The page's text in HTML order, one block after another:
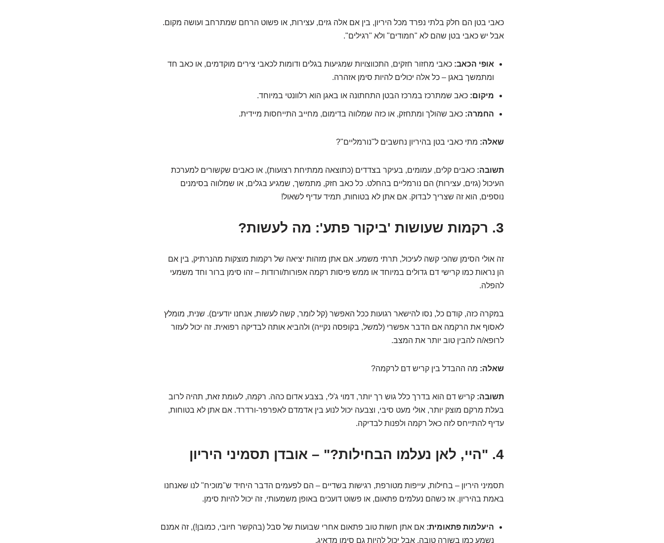
כאבי בטן הם חלק בלתי נפרד מכל היריון, בין אם אלה גזים, עצירות, או פשוט הרחם שמתרחב ועושה מקום.
אבל יש כאבי בטן שהם לא "חמודים" ולא "רגילים".
אופי הכאב: כאבי מחזור חזקים, התכווצויות שמגיעות בגלים ודומות לכאבי צירים מוקדמים, או כאב חד
ומתמשך באגן – כל אלה יכולים להיות סימן אזהרה.
מיקום: כאב שמתרכז במרכז הבטן התחתונה או באגן הוא רלוונטי במיוחד.
החמרה: כאב שהולך ומתחזק, או כזה שמלווה בדימום, מחייב התייחסות מיידית.
שאלה: מתי כאבי בטן בהיריון נחשבים ל"נורמליים"?
תשובה: כאבים קלים, עמומים, בעיקר בצדדים (כתוצאה ממתיחת רצועות), או כאבים שקשורים למערכת
העיכול (גזים, עצירות) הם נורמליים בהחלט. כל כאב חזק, מתמשך, שמגיע בגלים, או שמלווה בסימנים
נוספים, הוא זה שצריך לבדוק. אם אתן לא בטוחות, תמיד עדיף לשאול!
3. רקמות שעושות 'ביקור פתע': מה לעשות?
זה אולי הסימן שהכי קשה לעיכול, תרתי משמע. אם אתן מזהות יציאה של רקמות מוצקות מהנרתיק, בין אם
הן נראות כמו קרישי דם גדולים במיוחד או ממש פיסות רקמה אפורות/ורודות – זהו סימן ברור וחד משמעי
להפלה.
במקרה כזה, קודם כל, נסו להישאר רגועות ככל האפשר (קל לומר, קשה לעשות, אנחנו יודעים). שנית, מומלץ
לאסוף את הרקמה אם הדבר אפשרי (למשל, בקופסה נקייה) ולהביא אותה לבדיקה רפואית. זה יכול לעזור
לרופא/ה להבין טוב יותר את המצב.
שאלה: מה ההבדל בין קריש דם לרקמה?
תשובה: קריש דם הוא בדרך כלל גוש רך יותר, דמוי ג'לי, בצבע אדום כהה. רקמה, לעומת זאת, תהיה לרוב
בעלת מרקם מוצק יותר, אולי מעט סיבי, וצבעה יכול לנוע בין אדמדם לאפרפר-ורדרד. אם אתן לא בטוחות,
עדיף להתייחס לזה כאל רקמה ולפנות לבדיקה.
4. "היי, לאן נעלמו הבחילות?" – אובדן תסמיני היריון
תסמיני היריון – בחילות, עייפות מטורפת, רגישות בשדיים – הם לפעמים הדבר היחיד ש"מוכיח" לנו שאנחנו
באמת בהיריון. אז כשהם נעלמים פתאום, או פשוט דועכים באופן משמעותי, זה יכול להיות סימן.
היעלמות פתאומית: אם אתן חשות טוב פתאום אחרי שבועות של סבל (בהקשר חיובי, כמובן!), זה אמנם
נשמע כמו בשורה טובה, אבל יכול להיות גם סימן מדאיג.